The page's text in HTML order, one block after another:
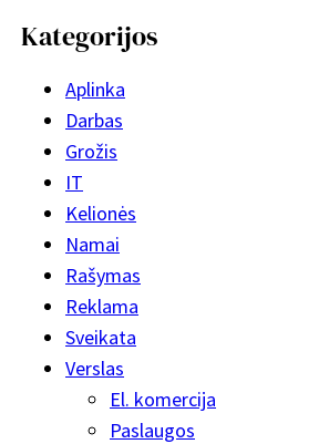
Kategorijos
Aplinka
Darbas
Grožis
IT
Kelionės
Namai
Rašymas
Reklama
Sveikata
Verslas
El. komercija
Paslaugos